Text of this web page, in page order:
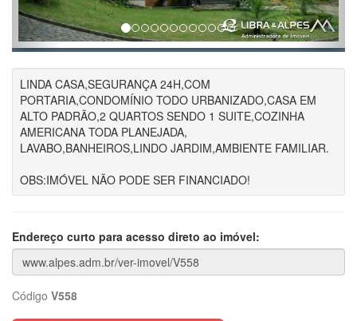
LINDA CASA,SEGURANÇA 24H,COM
PORTARIA,CONDOMÍNIO TODO URBANIZADO,CASA EM
ALTO PADRÃO,2 QUARTOS SENDO 1 SUITE,COZINHA
AMERICANA TODA PLANEJADA,
LAVABO,BANHEIROS,LINDO JARDIM,AMBIENTE FAMILIAR.
OBS:IMÓVEL NÃO PODE SER FINANCIADO!
Endereço curto para acesso direto ao imóvel:
Código V558